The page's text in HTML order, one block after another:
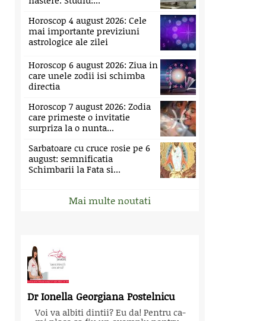
Horoscop 4 august 2026: Cele
mai importante previziuni
astrologice ale zilei
Horoscop 6 august 2026: Ziua in
care unele zodii isi schimba
directia
Horoscop 7 august 2026: Zodia
care primeste o invitatie
surpriza la o nunta...
Sarbatoare cu cruce rosie pe 6
august: semnificatia
Schimbarii la Fata si...
Mai multe noutati
Dr Ionella Georgiana Postelnicu
Voi va albiti dintii? Eu da! Pentru ca-